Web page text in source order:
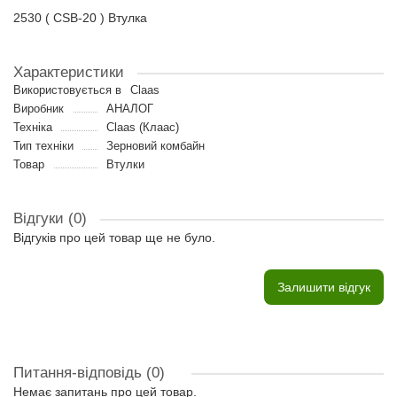
2530 ( CSB-20 ) Втулка
Характеристики
Використовується в
Claas
Виробник
АНАЛОГ
Техніка
Claas (Клаас)
Тип техніки
Зерновий комбайн
Товар
Втулки
Відгуки (0)
Відгуків про цей товар ще не було.
Залишити відгук
Питання-відповідь (0)
Немає запитань про цей товар.